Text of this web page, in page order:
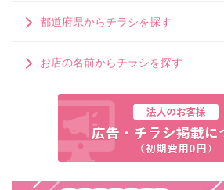
都道府県からチラシを探す
お店の名前からチラシを探す